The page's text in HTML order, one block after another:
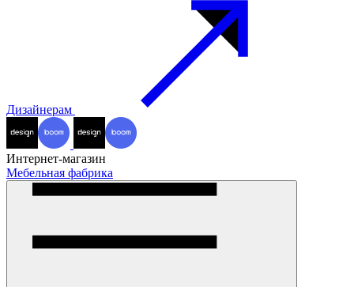
Дизайнерам
Интернет-магазин
Мебельная фабрика